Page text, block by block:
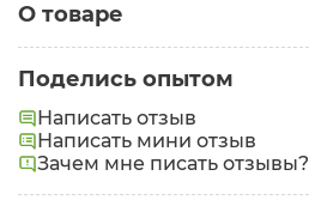
О товаре
Поделись опытом
Написать отзыв
Написать мини отзыв
Зачем мне писать отзывы?